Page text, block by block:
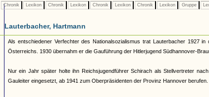
Chronik Lexikon Chronik Lexikon Chronik Lexikon Chronik Lexikon Gruppe
Lauterbacher, Hartmann
Als entschiedener Verfechter des Nationalsozialismus trat Lauterbacher 1927
Österreichs. 1930 übernahm er die Gauführung der Hitlerjugend Südhannover-
Nur ein Jahr später holte ihn Reichsjugendführer Schirach als Stellvertreter
Gauleiter eingesetzt, ab 1941 zum Oberpräsidenten der Provinz Hannover berufen.